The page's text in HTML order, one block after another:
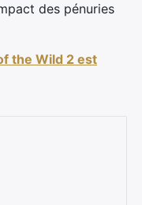
des pénuries
the Wild 2 est